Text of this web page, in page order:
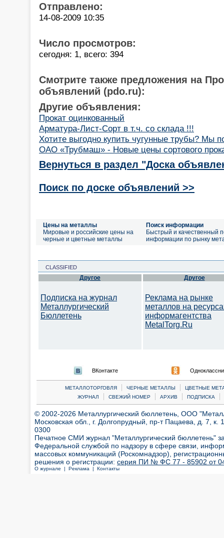
Отправлено:
14-08-2009 10:35
Число просмотров:
сегодня: 1, всего: 394
Смотрите также предложения на
объявлений (pdo.ru):
Другие объявления:
Прокат оцинкованный
Арматура-Лист-Сорт в т.ч. со склада !!!
Хотите выгодно купить чугунные трубы? Мы
ОАО «Трубмаш» - Новые цены сортового
Вернуться в раздел "Доска
Поиск по доске объявлений >>
Цены на металлы
Мировые и российские цены на
черные и цветные металлы
Поиск информации
Быстрый и качественный
информации по рынку
CLASSIFIED
Другое
Подписка на журнал
Металлургический
Бюллетень
Другое
Реклама на рынке
металлов на
информагентства
MetalTorg.Ru
ВКонтакте
МЕТАЛЛОТОРГОВЛЯ | ЧЕРНЫЕ МЕТАЛЛЫ |
ЦВЕТНЫЕ
ЖУРНАЛ
| СВЕЖИЙ НОМЕР | АРХИВ | ПОДПИСКА |
© 2002-2026 Металлургический бюллетень, ООО
Московская обл., г. Долгопрудный, пр-т Пацаева, д. 7,
0300
Печатное СМИ журнал "Металлургический бюллетень"
Федеральной службой по надзору в сфере связи,
массовых коммуникаций (Роскомнадзор),
решения о регистрации: серия ПИ № ФС 77 - 85902 от 04
О журнале | Реклама | Контакты